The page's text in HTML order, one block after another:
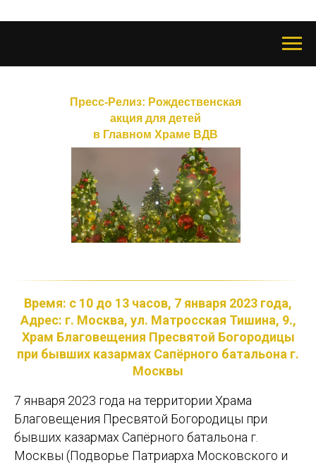
Пресс-Релиз: Рождественская
акция для детей
в Главном Храме ВДВ
Время: с 10 до 13 часов, 7 января 2023 года,
Адрес: г. Москва, ул. Матросская Тишина, 9.,
Храм Благовещения Пресвятой Богородицы
при бывших казармах Сапёрного батальона г.
Москвы
7 января 2023 года на территории Храма
Благовещения Пресвятой Богородицы при
бывших казармах Сапёрного батальона г.
Москвы (Подворье Патриарха Московского и